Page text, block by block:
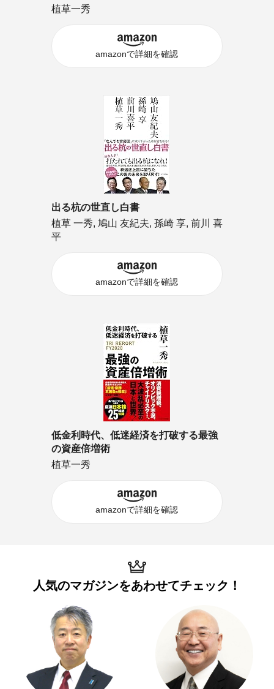
植草一秀
amazonで詳細を確認
出る杭の世直し白書
植草 一秀, 鳩山 友紀夫, 孫崎 享, 前川 喜
平
amazonで詳細を確認
低金利時代、低迷経済を打破する最強
の資産倍増術
植草一秀
amazonで詳細を確認
人気のマガジンをあわせてチェック！